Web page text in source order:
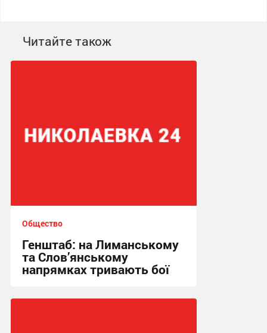
Читайте також
Общество
Генштаб: на Лиманському
та Слов’янському
напрямках тривають бої